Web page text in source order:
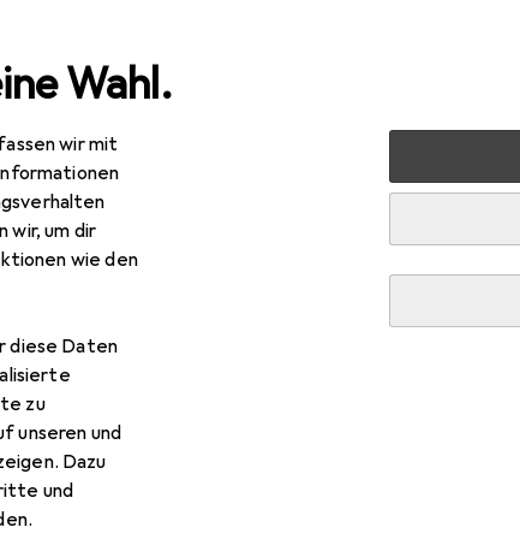
Wahl.
wir mit
wir, um dir
wie den
diese Daten
zu
unseren und
Dazu
und
Bürobedarf